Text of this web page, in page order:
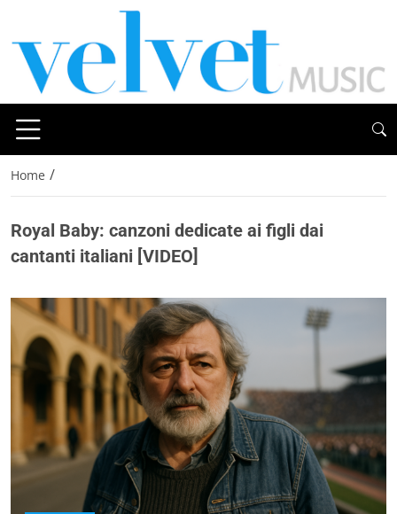
Home /
Royal Baby: canzoni dedicate ai figli dai
cantanti italiani [VIDEO]